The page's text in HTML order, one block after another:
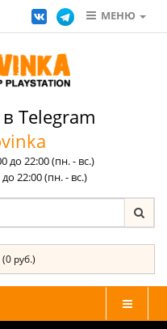
МЕНЮ
Telegram
до 22:00 (пн. - вс.)
22:00 (пн. - вс.)
руб.)